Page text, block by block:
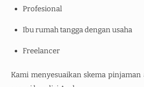
Profesional
Ibu rumah tangga dengan usaha
Freelancer
Kami menyesuaikan skema